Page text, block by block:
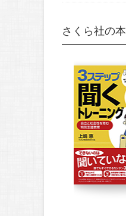
さくら社の本